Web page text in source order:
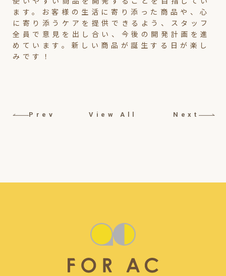
ます。お客様の生活に寄り添った商品や、心
に寄り添うケアを提供できるよう、スタッフ
全員で意見を出し合い、今後の開発計画を進
めています。新しい商品が誕生する日が楽し
みです！
Prev View All Next